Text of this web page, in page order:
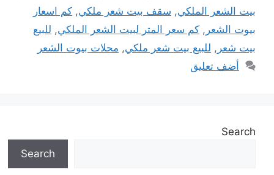
بيت الشعر الملكي, سقف بيت شعر ملكي, كم اسعار
بيوت الشعر , كم سعر المتر لبيت الشعر الملكي, للبيع
بيت شعر , للبيع بيت شعر ملكي, محلات بيوت الشعر
أضف تعليق
Search
Search